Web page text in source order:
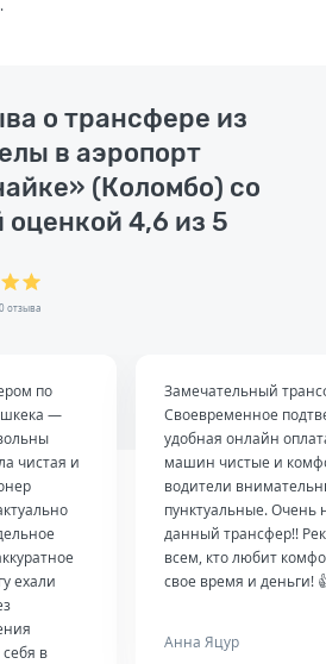
о трансфере из
в аэропорт
(Коломбо) со
оценкой 4,6 из 5
отзыва
по
—
чистая и
ехали
в
Замечательный
Своевременное
удобная онлайн
машин чистые и
водители
пунктуальные. Очень
данный трансфер!!
всем, кто любит
свое время и деньги!
Анна Яцур